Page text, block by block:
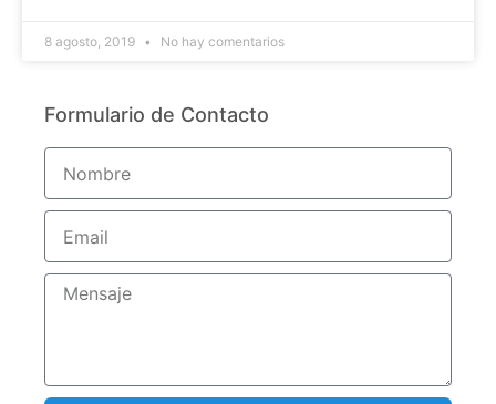
8 agosto, 2019 No hay comentarios
Formulario de Contacto